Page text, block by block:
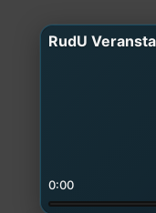
RudU
0:00